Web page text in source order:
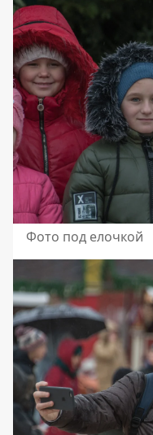
Фото под елочкой